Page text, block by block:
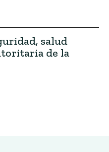
salud
de la